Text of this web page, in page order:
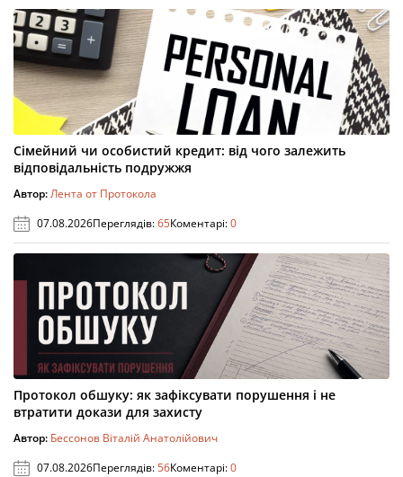
Сімейний чи особистий кредит: від чого залежить
відповідальність подружжя
Автор:Лента от Протокола
07.08.2026Переглядів:65Коментарі:0
Протокол обшуку: як зафіксувати порушення і не
втратити докази для захисту
Автор: Бессонов Віталій Анатолійович
07.08.2026Переглядів:56Коментарі:0